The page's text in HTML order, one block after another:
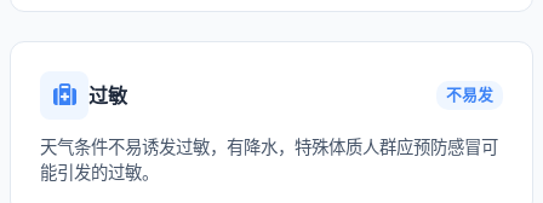
过敏 不易发
天气条件不易诱发过敏，有降水，特殊体质人群应预防感冒可
能引发的过敏。